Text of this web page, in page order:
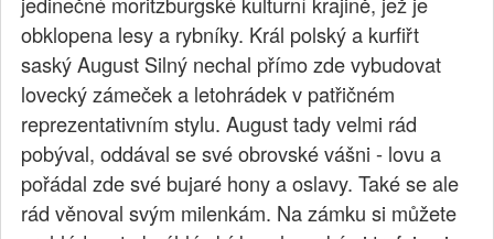
obklopena lesy a rybníky. Král polský a kurfiřt
saský August Silný nechal přímo zde vybudovat
lovecký zámeček a letohrádek v patřičném
reprezentativním stylu. August tady velmi rád
pobýval, oddával se své obrovské vášni - lovu a
pořádal zde své bujaré hony a oslavy. Také se ale
rád věnoval svým milenkám. Na zámku si můžete